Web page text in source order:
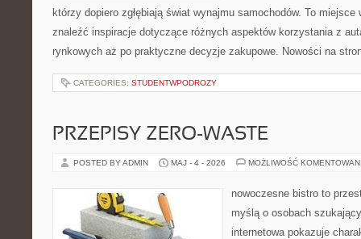
którzy dopiero zgłębiają świat wynajmu samochodów. To
znaleźć inspiracje dotyczące różnych aspektów korzystania z
rynkowych aż po praktyczne decyzje zakupowe. Nowości na
CATEGORIES: STUDENTWPODROZY
PRZEPISY ZERO-WASTE
POSTED BY ADMIN MAJ - 4 - 2026 MOŻLIWOŚĆ
nowoczesne bistro to
myślą o osobach
internetowa pokazuje